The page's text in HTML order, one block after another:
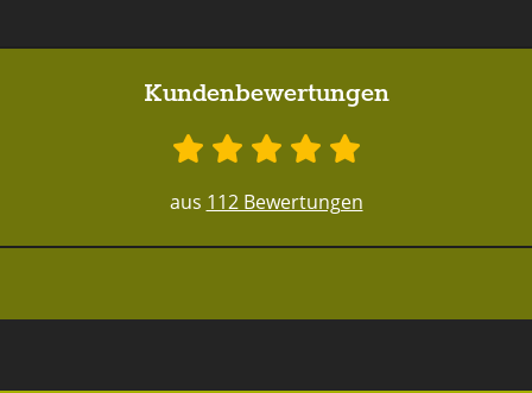
Kundenbewertungen
aus 112 Bewertungen